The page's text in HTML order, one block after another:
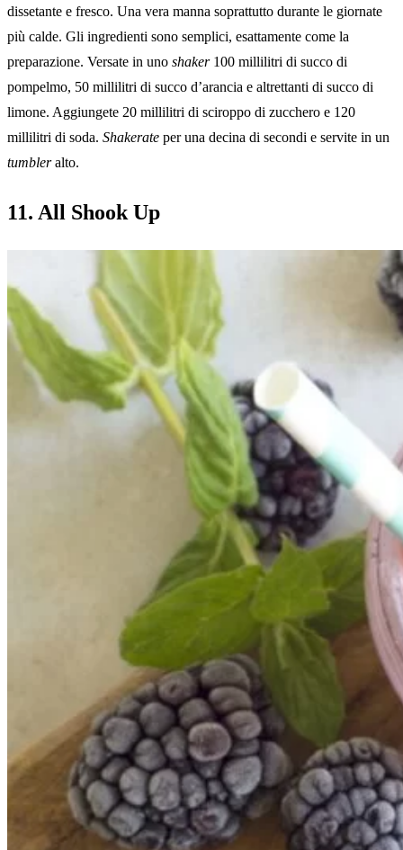
dissetante e fresco. Una vera manna soprattutto durante le giornate
più calde. Gli ingredienti sono semplici, esattamente come la
preparazione. Versate in uno shaker100 millilitri di succo di
pompelmo, 50 millilitri di succo d’arancia e altrettanti di succo di
limone. Aggiungete 20 millilitri di sciroppo di zucchero e 120
millilitri di soda. Shakerate per una decina di secondi e servite in un
tumbleralto.
11. All Shook Up